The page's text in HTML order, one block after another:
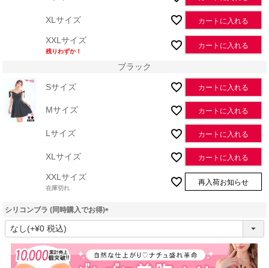
XLサイズ カートに入れる
XXLサイズ
残りわずか！
カートに入れる
ブラック
Sサイズ カートに入れる
Mサイズ カートに入れる
Lサイズ カートに入れる
XLサイズ カートに入れる
XXLサイズ
在庫切れ
再入荷お知らせ
シリコンブラ (同時購入でお得)
(
須
)